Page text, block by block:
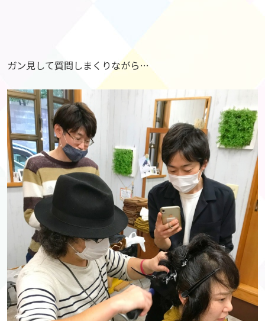
ガン見して質問しまくりながら…